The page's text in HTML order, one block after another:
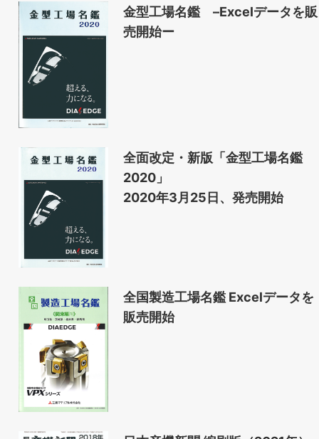
金型工場名鑑 –Excelデータを販
売開始ー
全面改定・新版「金型工場名鑑
2020」
2020年3月25日、発売開始
全国製造工場名鑑 Excelデータを
販売開始